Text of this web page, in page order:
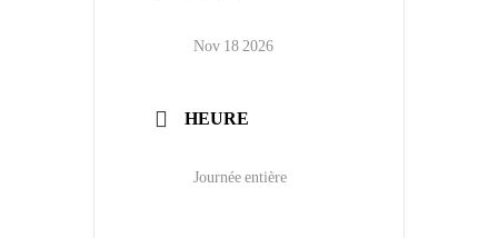
Nov 18 2026
HEURE
Journée entière